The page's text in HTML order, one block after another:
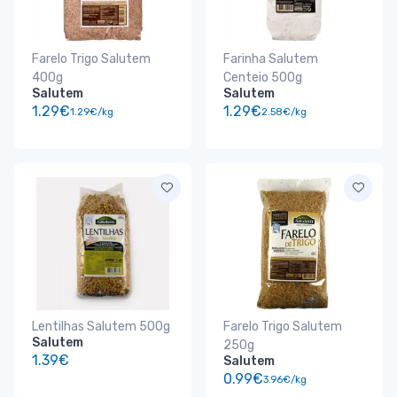
Farelo Trigo Salutem
400g
Salutem
1.29€1.29€/kg
Farinha Salutem
Centeio 500g
Salutem
1.29€2.58€/kg
Lentilhas Salutem 500g
Salutem
1.39€
Farelo Trigo Salutem
250g
Salutem
0.99€3.96€/kg